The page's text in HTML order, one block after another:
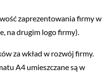
zaprezentowania firmy w
na drugim logo firmy).
za wkład w rozwój firmy.
A4 umieszczane są w